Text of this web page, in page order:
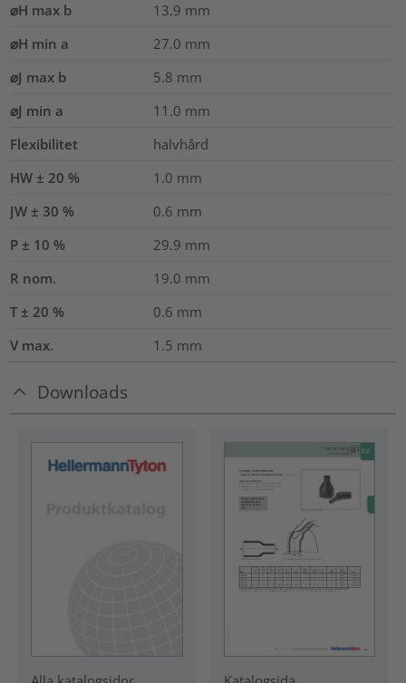
⌀H max b 13.9 mm
⌀H min a
27.0 mm
⌀J max b
5.8 mm
⌀J min a
11.0 mm
Flexibilitet
halvhård
HW ± 20 %
1.0 mm
JW ± 30 %
0.6 mm
P ± 10 %
29.9 mm
R nom.
19.0 mm
T ± 20 %
0.6 mm
V max.
1.5 mm
Downloads